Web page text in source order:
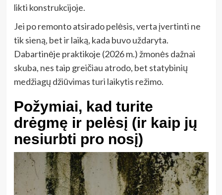
likti konstrukcijoje.
Jei po remonto atsirado pelėsis, verta įvertinti ne
tik sieną, bet ir laiką, kada buvo uždaryta.
Dabartinėje praktikoje (2026 m.) žmonės dažnai
skuba, nes taip greičiau atrodo, bet statybinių
medžiagų džiūvimas turi laikytis režimo.
Požymiai, kad turite
drėgmę ir pelėsį (ir kaip jų
nesiurbti pro nosį)